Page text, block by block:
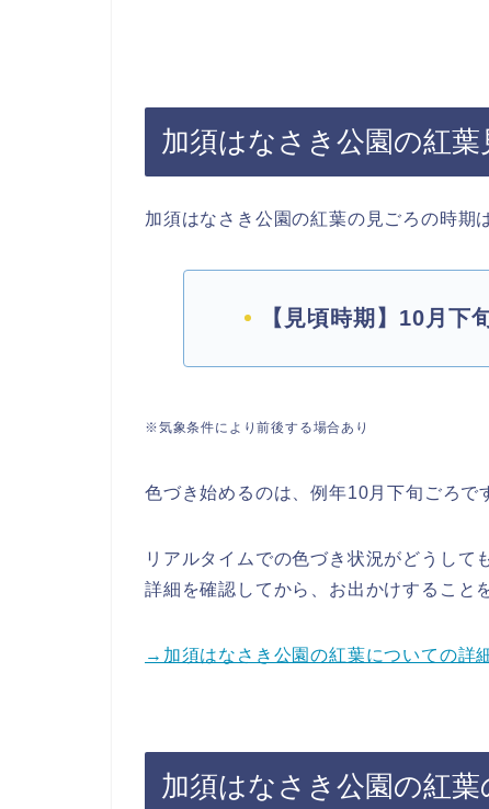
加須はなさき公園の紅
加須はなさき公園の紅葉の見ごろの時期
【見頃時期】10月下
※気象条件により前後する場合あり
色づき始めるのは、例年10月下旬ごろで
リアルタイムでの色づき状況がどうして
詳細を確認してから、お出かけすること
→加須はなさき公園の紅葉についての詳
加須はなさき公園の紅葉